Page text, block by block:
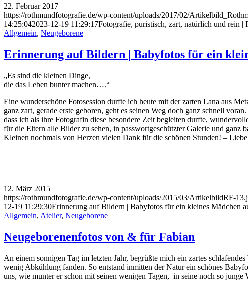
22. Februar 2017
https://rothmundfotografie.de/wp-content/uploads/2017/02/
14:25:042023-12-19 11:29:17Fotografie, puristisch, zart, natürlich und rein |
Allgemein, Neugeborene
Erinnerung auf Bildern | Babyfotos für ein
„Es sind die kleinen Dinge,
die das Leben bunter machen….“
Eine wunderschöne Fotosession durfte ich heute mit der zarten Lana aus
ganz zart, gerade erste geboren, geht es seinen Weg doch ganz schnell
dass ich als ihre Fotografin diese besondere Zeit begleiten durfte,
für die Eltern alle Bilder zu sehen, in passwortgeschützter Galerie und
Kleinen nochmals von Herzen vielen Dank für die schönen Stunden! –
12. März 2015
https://rothmundfotografie.de/wp-content/uploads/2015/03/ArtikelbildRF-
12-19 11:29:30Erinnerung auf Bildern | Babyfotos für ein kleines Mädchen
Allgemein, Atelier, Neugeborene
Neugeborenenfotos von & für Fabian
An einem sonnigen Tag im letzten Jahr, begrüßte mich ein zartes
wenig Abkühlung fanden. So entstand inmitten der Natur ein schönes
uns, wie munter er schon mit seinen wenigen Tagen, in seine noch so